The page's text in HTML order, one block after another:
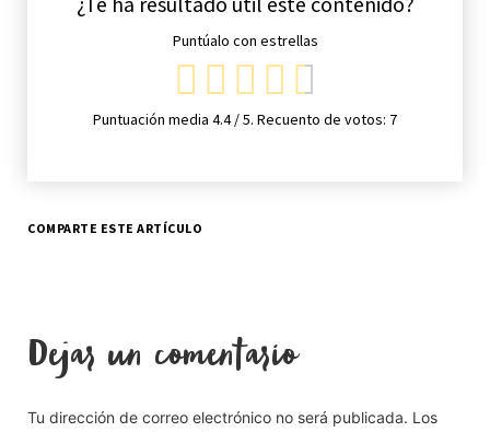
Puntúalo con estrellas
Puntuación media 4.4/ 5. Recuento de votos: 7
COMPARTE ESTE ARTÍCULO
Dejar un comentario
Tu dirección de correo electrónico no será publicada. Los